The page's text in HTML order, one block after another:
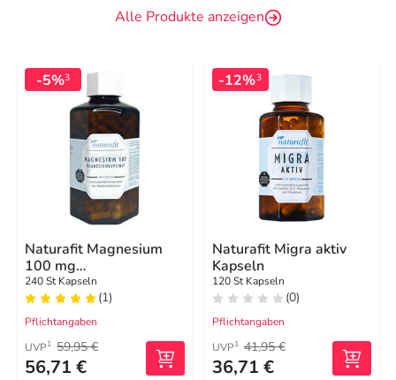
Alle Produkte anzeigen
-5%3
Naturafit Magnesium
100 mg
Magnesiumglycinat
Kapseln
240 St Kapseln
(1)
Pflichtangaben
UVP1 59,95 €
56,71 €
-12%3
Naturafit Migra aktiv
Kapseln
120 St Kapseln
(0)
Pflichtangaben
UVP1 41,95 €
36,71 €